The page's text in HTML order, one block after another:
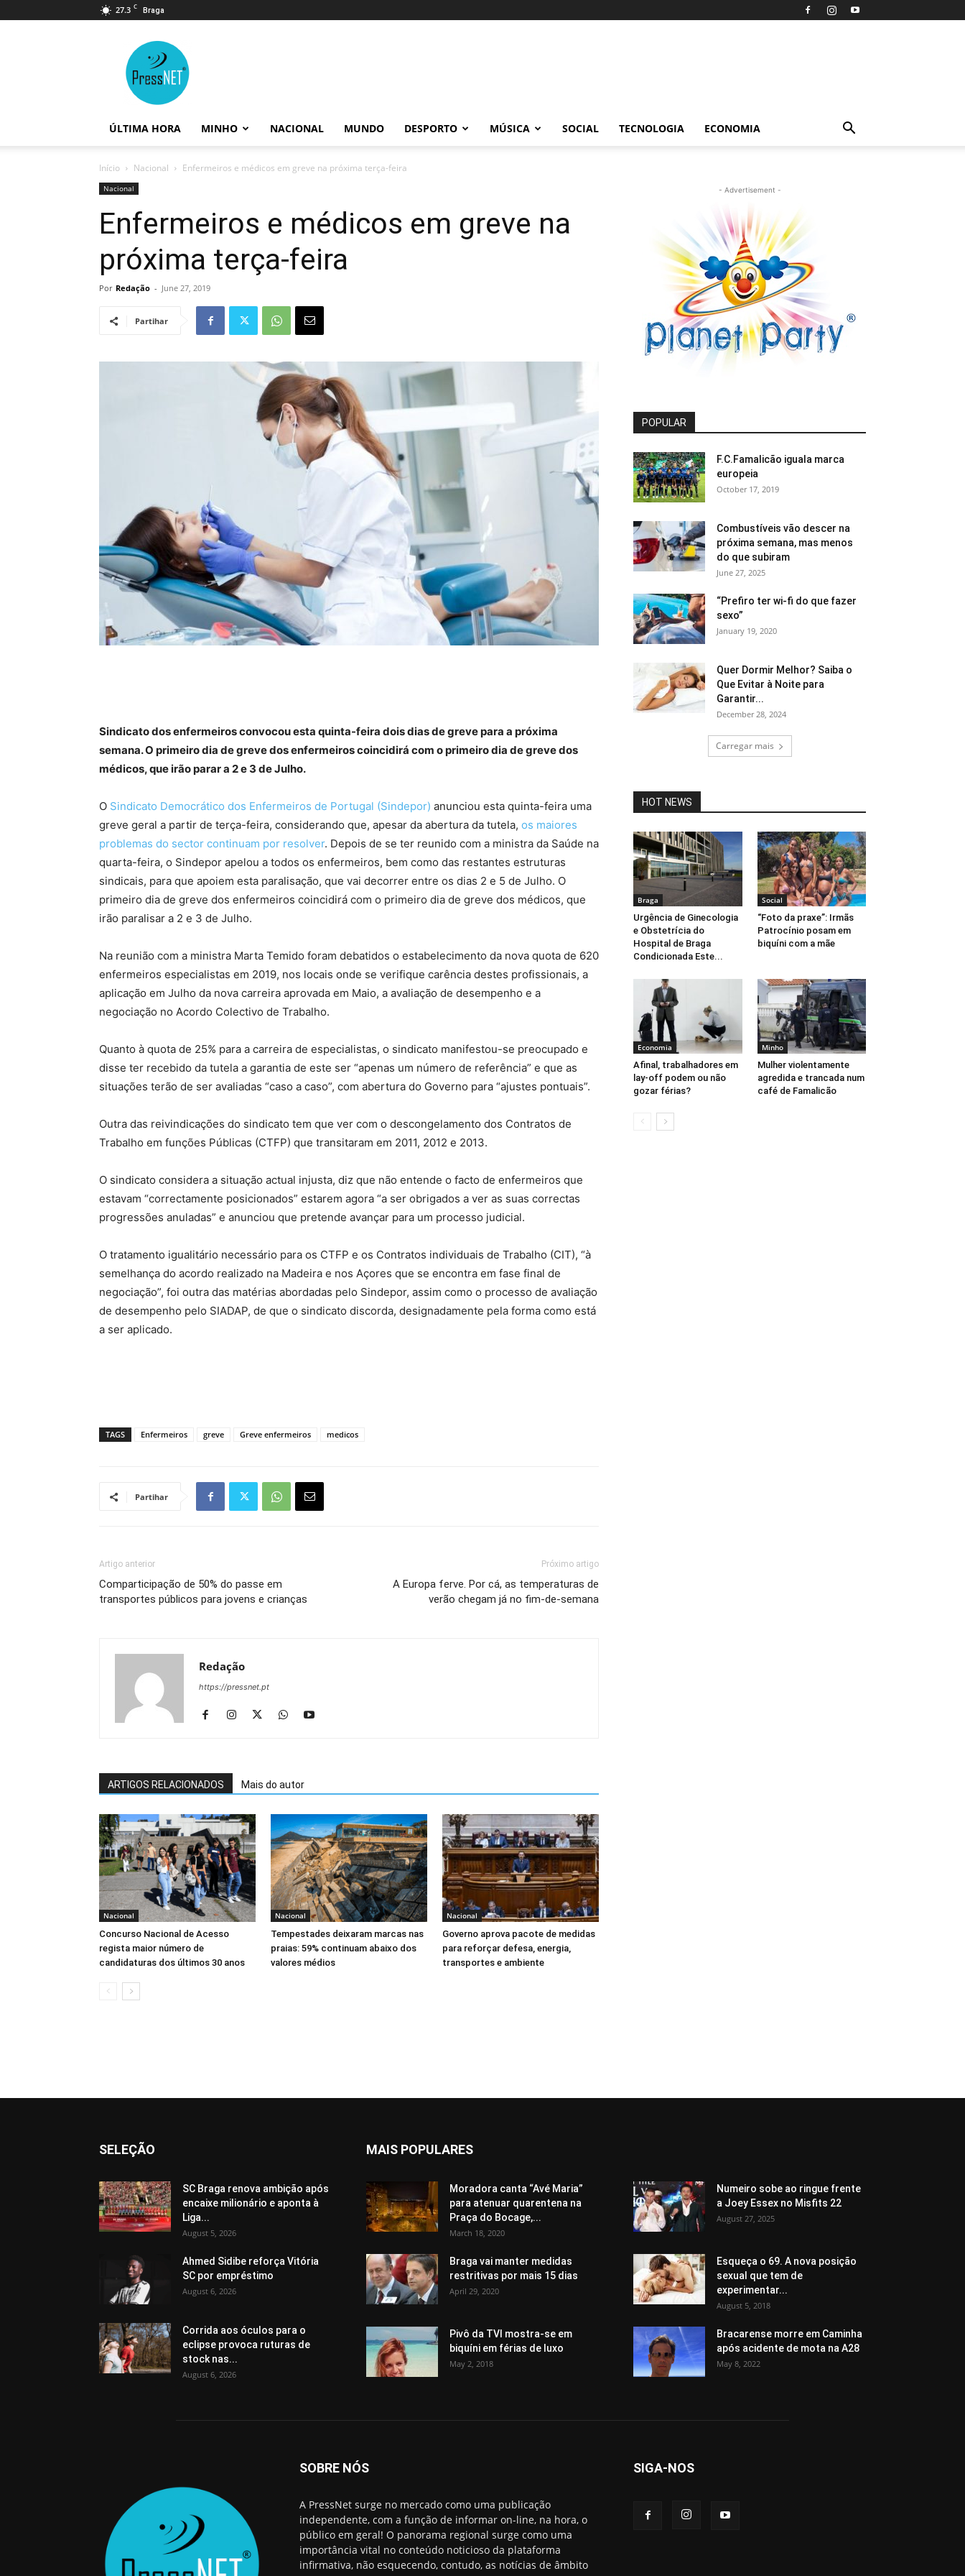
27.3 C Braga
ÚLTIMA HORA MINHO NACIONAL MUNDO DESPORTO MÚSICA SOCIAL TECNOLOGIA ECONOMIA
Início Nacional Enfermeiros e médicos em greve na próxima terça-feira
Nacional
Enfermeiros e médicos em greve na
próxima terça-feira
Por Redação - June 27, 2019
Partihar
Sindicato dos enfermeiros convocou esta quinta-feira dois dias de greve para a próxima
semana. O primeiro dia de greve dos enfermeiros coincidirá com o primeiro dia de greve dos
médicos, que irão parar a 2 e 3 de Julho.
O Sindicato Democrático dos Enfermeiros de Portugal (Sindepor) anunciou esta quinta-feira uma
greve geral a partir de terça-feira, considerando que, apesar da abertura da tutela, os maiores
problemas do sector continuam por resolver. Depois de se ter reunido com a ministra da Saúde na
quarta-feira, o Sindepor apelou a todos os enfermeiros, bem como das restantes estruturas
sindicais, para que apoiem esta paralisação, que vai decorrer entre os dias 2 e 5 de Julho. O
primeiro dia de greve dos enfermeiros coincidirá com o primeiro dia de greve dos médicos, que
irão paralisar a 2 e 3 de Julho.
Na reunião com a ministra Marta Temido foram debatidos o estabelecimento da nova quota de 620
enfermeiros especialistas em 2019, nos locais onde se verifique carência destes profissionais, a
aplicação em Julho da nova carreira aprovada em Maio, a avaliação de desempenho e a
negociação no Acordo Colectivo de Trabalho.
Quanto à quota de 25% para a carreira de especialistas, o sindicato manifestou-se preocupado e
disse ter recebido da tutela a garantia de este ser “apenas um número de referência” e que as
situações terão de ser avaliadas “caso a caso”, com abertura do Governo para “ajustes pontuais”.
Outra das reivindicações do sindicato tem que ver com o descongelamento dos Contratos de
Trabalho em funções Públicas (CTFP) que transitaram em 2011, 2012 e 2013.
O sindicato considera a situação actual injusta, diz que não entende o facto de enfermeiros que
estavam “correctamente posicionados” estarem agora “a ser obrigados a ver as suas correctas
progressões anuladas” e anunciou que pretende avançar para um processo judicial.
O tratamento igualitário necessário para os CTFP e os Contratos individuais de Trabalho (CIT), “à
semelhança do acordo realizado na Madeira e nos Açores que se encontra em fase final de
negociação”, foi outra das matérias abordadas pelo Sindepor, assim como o processo de avaliação
de desempenho pelo SIADAP, de que o sindicato discorda, designadamente pela forma como está
a ser aplicado.
TAGS Enfermeiros greve Greve enfermeiros medicos
Partihar
Artigo anterior
Comparticipação de 50% do passe em
transportes públicos para jovens e crianças
Próximo artigo
A Europa ferve. Por cá, as temperaturas de
verão chegam já no fim-de-semana
Redação
https://pressnet.pt
ARTIGOS RELACIONADOS Mais do autor
Nacional
Concurso Nacional de Acesso
regista maior número de
candidaturas dos últimos 30 anos
Nacional
Tempestades deixaram marcas nas
praias: 59% continuam abaixo dos
valores médios
Nacional
Governo aprova pacote de medidas
para reforçar defesa, energia,
transportes e ambiente
- Advertisement -
POPULAR
F.C.Famalicão iguala marca
europeia
October 17, 2019
Combustíveis vão descer na
próxima semana, mas menos
do que subiram
June 27, 2025
“Prefiro ter wi-fi do que fazer
sexo”
January 19, 2020
Quer Dormir Melhor? Saiba o
Que Evitar à Noite para
Garantir...
December 28, 2024
Carregar mais
HOT NEWS
Braga
Urgência de Ginecologia
e Obstetrícia do
Hospital de Braga
Condicionada Este...
Social
“Foto da praxe”: Irmãs
Patrocínio posam em
biquíni com a mãe
Economia
Afinal, trabalhadores em
lay-off podem ou não
gozar férias?
Minho
Mulher violentamente
agredida e trancada num
café de Famalicão
SELEÇÃO
SC Braga renova ambição após
encaixe milionário e aponta à
Liga...
August 5, 2026
Ahmed Sidibe reforça Vitória
SC por empréstimo
August 6, 2026
Corrida aos óculos para o
eclipse provoca ruturas de
stock nas...
August 6, 2026
MAIS POPULARES
Moradora canta “Avé Maria”
para atenuar quarentena na
Praça do Bocage,...
March 18, 2020
Numeiro sobe ao ringue frente
a Joey Essex no Misfits 22
August 27, 2025
Braga vai manter medidas
restritivas por mais 15 dias
April 29, 2020
Esqueça o 69. A nova posição
sexual que tem de
experimentar...
August 5, 2018
Pivô da TVI mostra-se em
biquíni em férias de luxo
May 2, 2018
Bracarense morre em Caminha
após acidente de mota na A28
May 8, 2022
SOBRE NÓS
A PressNet surge no mercado como uma publicação
independente, com a função de informar on-line, na hora, o
público em geral! O panorama regional surge como uma
importância vital no conteúdo noticioso da plataforma
infirmativa, não esquecendo, contudo, as notícias de âmbito
SIGA-NOS